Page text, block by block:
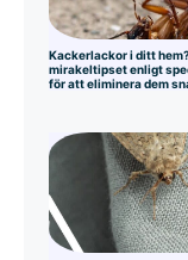
Kackerlackor i ditt
mirakeltipset enligt
för att eliminera dem